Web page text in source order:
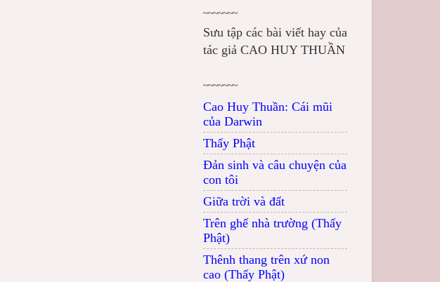
~~~~~~~
Sưu tập các bài viết hay của
tác giả CAO HUY THUẦN
~~~~~~~
Cao Huy Thuần: Cái mũi
của Darwin
Thấy Phật
Đản sinh và câu chuyện của
con tôi
Giữa trời và đất
Trên ghế nhà trường (Thấy
Phật)
Thênh thang trên xứ non
cao (Thấy Phật)